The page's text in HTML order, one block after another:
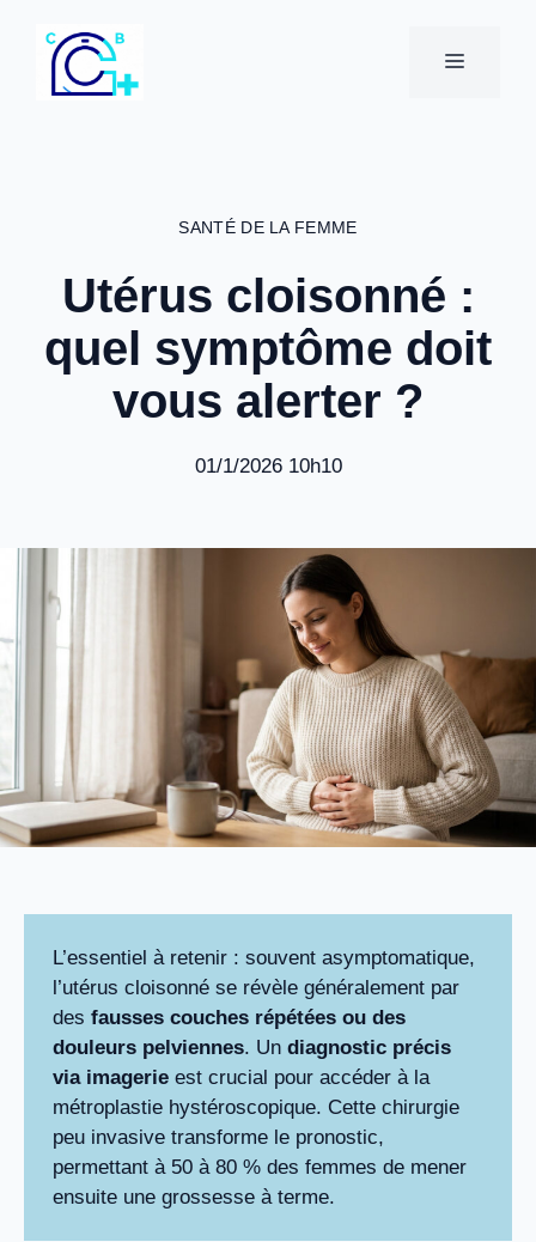
contenu
MENU
SANTÉ DE LA FEMME
Utérus cloisonné :
quel symptôme doit
vous alerter ?
01/1/2026 10h10
L’essentiel à retenir : souvent asymptomatique,
l’utérus cloisonné se révèle généralement par
des fausses couches répétées ou des
douleurs pelviennes. Un diagnostic précis
via imagerie est crucial pour accéder à la
métroplastie hystéroscopique. Cette chirurgie
peu invasive transforme le pronostic,
permettant à 50 à 80 % des femmes de mener
ensuite une grossesse à terme.